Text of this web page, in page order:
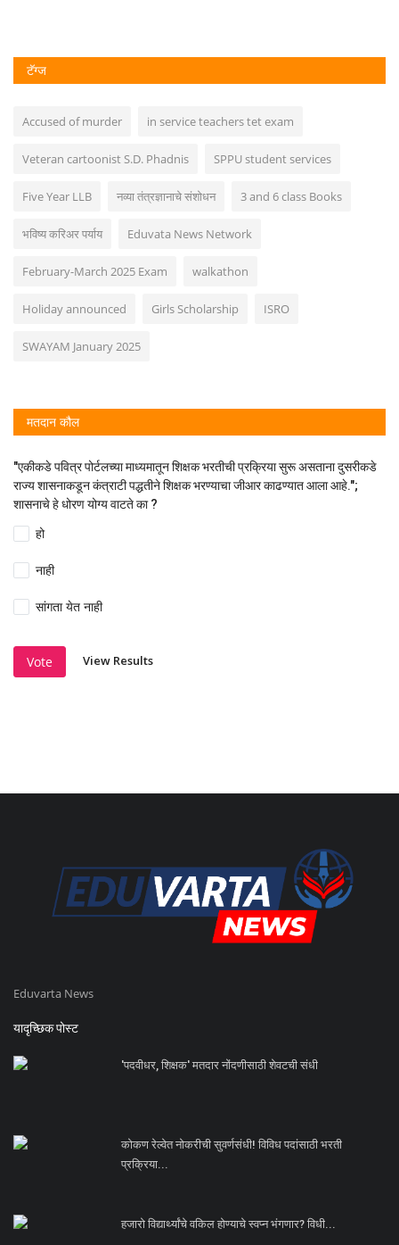
टॅग्ज
Accused of murder in service teachers tet exam
Veteran cartoonist S.D. Phadnis SPPU student services
Five Year LLB नव्या तंत्रज्ञानाचे संशोधन 3 and 6 class Books
भविष्य करिअर पर्याय Eduvata News Network
February-March 2025 Exam walkathon
Holiday announced Girls Scholarship ISRO
SWAYAM January 2025
मतदान कौल
"एकीकडे पवित्र पोर्टलच्या माध्यमातून शिक्षक भरतीची प्रक्रिया सुरू असताना दुसरीकडे
राज्य शासनाकडून कंत्राटी पद्धतीने शिक्षक भरण्याचा जीआर काढण्यात आला आहे.";
शासनाचे हे धोरण योग्य वाटते का ?
हो
नाही
सांगता येत नाही
Vote View Results
Eduvarta News
यादृच्छिक पोस्ट
'पदवीधर, शिक्षक' मतदार नोंदणीसाठी शेवटची संधी
कोकण रेल्वेत नोकरीची सुवर्णसंधी! विविध पदांसाठी भरती
प्रक्रिया...
हजारो विद्यार्थ्यांचे वकिल होण्याचे स्वप्न भंगणार? विधी...